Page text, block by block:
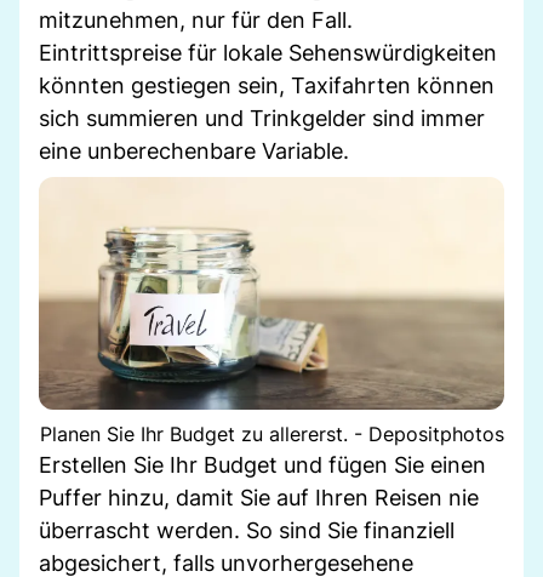
mitzunehmen, nur für den Fall.
Eintrittspreise für lokale Sehenswürdigkeiten
könnten gestiegen sein, Taxifahrten können
sich summieren und Trinkgelder sind immer
eine unberechenbare Variable.
Planen Sie Ihr Budget zu allererst. - Depositphotos
Erstellen Sie Ihr Budget und fügen Sie einen
Puffer hinzu, damit Sie auf Ihren Reisen nie
überrascht werden. So sind Sie finanziell
abgesichert, falls unvorhergesehene